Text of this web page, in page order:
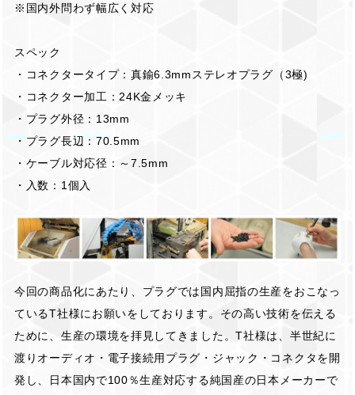
※国内外問わず幅広く対応
スペック
・コネクタータイプ：真鍮6.3mmステレオプラグ（3極)
・コネクター加工：24K金メッキ
・プラグ外径：13mm
・プラグ長辺：70.5mm
・ケーブル対応径：～7.5mm
・入数：1個入
今回の商品化にあたり、プラグでは国内屈指の生産をおこなっ
ているT社様にお願いをしております。その高い技術を伝える
ために、生産の環境を拝見してきました。T社様は、半世紀に
渡りオーディオ・電子接続用プラグ・ジャック・コネクタを開
発し、日本国内で100％生産対応する純国産の日本メーカーで